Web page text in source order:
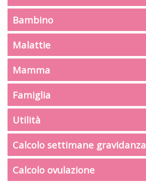
Bambino
Malattie
Mamma
Famiglia
Utilità
Calcolo settimane gravidanza
Calcolo ovulazione